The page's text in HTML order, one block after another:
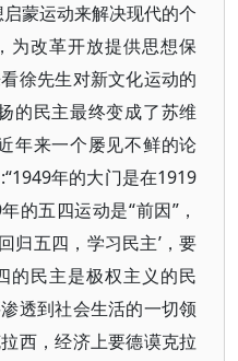
蒙运动来解决现代的个
为改革开放提供思想保
徐先生对新文化运动的
的民主最终变成了苏维
年来一个屡见不鲜的论
年的大门是在1919
的五四运动是“前因”，
归五四，学习民主’，要
的民主是极权主义的民
透到社会生活的一切领
西，经济上要德谟克拉